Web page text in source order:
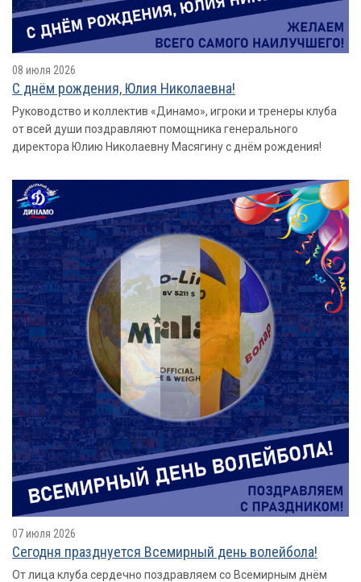
08 июля 2026
С днём рождения, Юлия Николаевна!
Руководство и коллектив «Динамо», игроки и тренеры клуба
от всей души поздравляют помощника генерального
директора Юлию Николаевну Масягину с днём рождения!
07 июля 2026
Сегодня празднуется Всемирный день волейбола!
От лица клуба сердечно поздравляем со Всемирным днём